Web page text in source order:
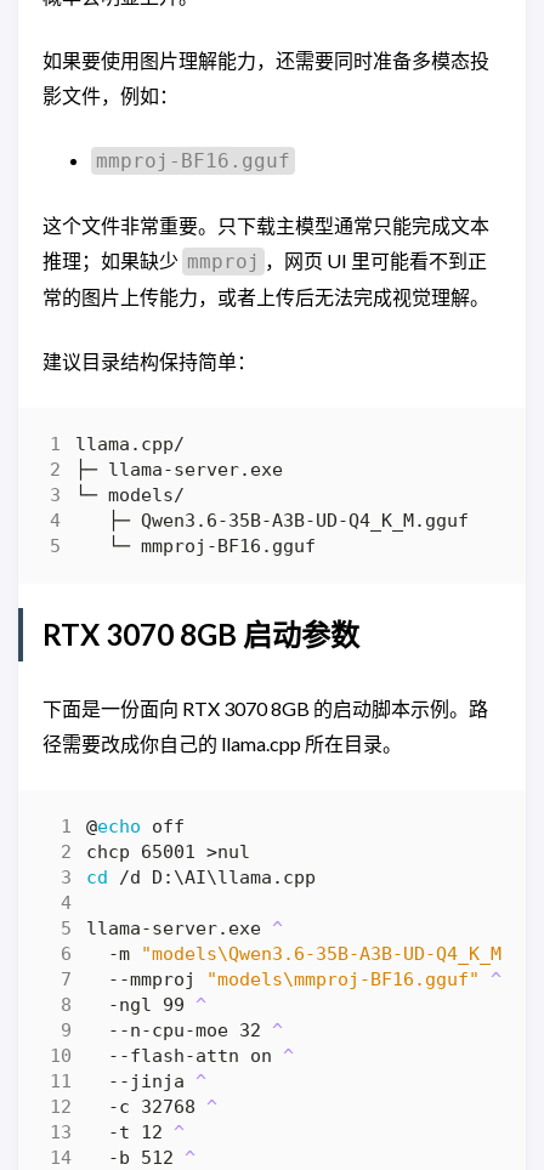
如果要使用图片理解能力，还需要同时准备多模态投
影文件，例如：
mmproj-BF16.gguf
这个文件非常重要。只下载主模型通常只能完成文本
推理；如果缺少 mmproj ，网页 UI 里可能看不到正
常的图片上传能力，或者上传后无法完成视觉理解。
建议目录结构保持简单：
RTX 3070 8GB 启动参数
下面是一份面向 RTX 3070 8GB 的启动脚本示例。路
径需要改成你自己的 llama.cpp 所在目录。
@echo
chcp 65001 >
cd
llama-server.exe
-m "models\Qwen3.6-35B-A3B-UD-
--mmproj "models\mmproj-BF16.gguf"
-ngl 99
--n-cpu-moe 32
--flash-attn on
--jinja
-c 32768
-t 12
-b 512